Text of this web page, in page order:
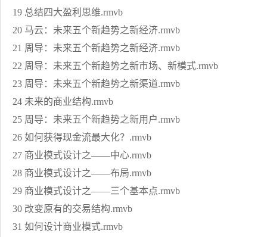
19 总结四大盈利思维.rmvb
20 马云：未来五个新趋势之新经济.rmvb
21 周导：未来五个新趋势之新经济.rmvb
22 周导：未来五个新趋势之新市场、新模式.rmvb
23 周导：未来五个新趋势之新渠道.rmvb
24 未来的商业结构.rmvb
25 周导：未来五个新趋势之新用户.rmvb
26 如何获得现金流最大化？.rmvb
27 商业模式设计之——中心.rmvb
28 商业模式设计之——布局.rmvb
29 商业模式设计之——三个基本点.rmvb
30 改变原有的交易结构.rmvb
31 如何设计商业模式.rmvb